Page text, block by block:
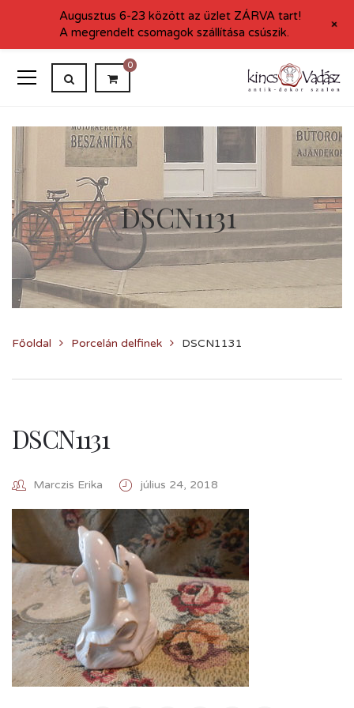
0
DSCN1131
Főoldal Porcelán delfinek DSCN1131
DSCN1131
Marczis Erika július 24, 2018
Augusztus 6-23 között az üzlet ZÁRVA tart!
A megrendelt csomagok szállítása csúszik.
+